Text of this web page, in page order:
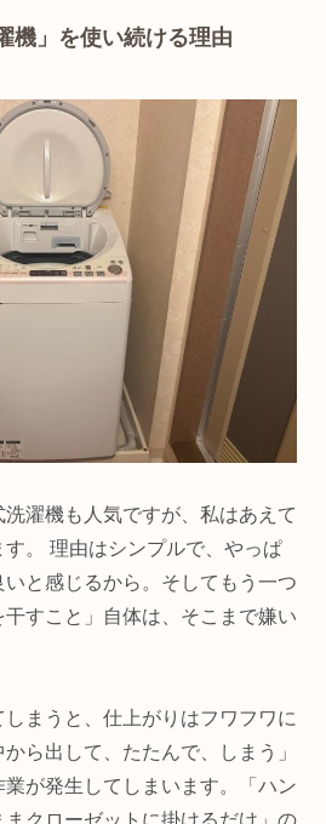
機」を使い続ける理由
濯機も人気ですが、私はあえて
す。 理由はシンプルで、やっぱ
いと感じるから。そしてもう一つ
すこと」自体は、そこまで嫌い
まうと、仕上がりはフワフワに
ら出して、たたんで、しまう」
が発生してしまいます。「ハン